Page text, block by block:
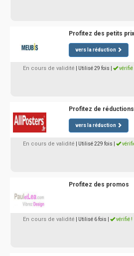
Profitez des petits
vers la réduction
En cours de validité | Utilisé 29 fois vérifié
Profitez de réductions
vers la réduction
En cours de validité | Utilisé 229 fois
Profitez des promos
En cours de validité | Utilisé 6 fois vérifié !